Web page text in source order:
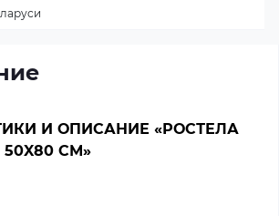
И ОПИСАНИЕ «РОСТЕЛА
СМ»